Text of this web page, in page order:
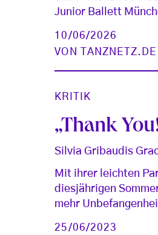
Junior Ballett
10/06/2026
VON
KRITIK
„Thank
Silvia Gribaudis
Mit ihrer leichten
diesjährigen
mehr
25/06/2023